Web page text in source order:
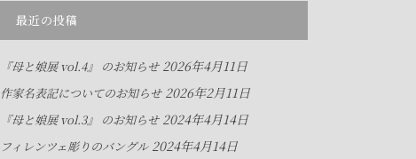
最近の投稿
『母と娘展 vol.4』 のお知らせ 2026年4月11日
作家名表記についてのお知らせ 2026年2月11日
『母と娘展 vol.3』 のお知らせ 2024年4月14日
フィレンツェ彫りのバングル 2024年4月14日